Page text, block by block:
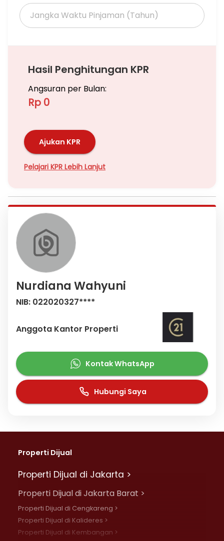
Hasil Penghitungan KPR
Angsuran per Bulan:
Rp 0
Ajukan KPR
Pelajari KPR Lebih Lanjut
Nurdiana Wahyuni
NIB: 022020327****
Anggota Kantor Properti
Kontak WhatsApp
Hubungi Saya
Properti Dijual
Properti Dijual di Jakarta >
Properti Dijual di Jakarta Barat >
Properti Dijual di Cengkareng >
Properti Dijual di Kalideres >
Properti Dijual di Kembangan >